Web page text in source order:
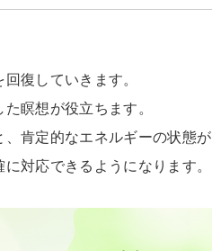
復していきます。
た瞑想が役立ちます。
、肯定的なエネルギーの状態が
に対応できるようになります。